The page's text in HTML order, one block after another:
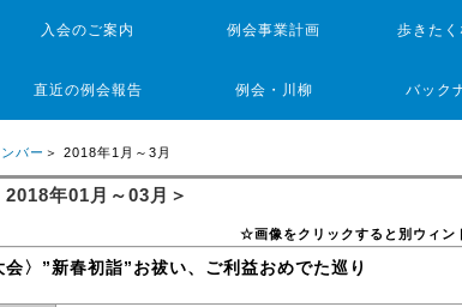
入会のご案内 例会事業計画 歩きた
直近の例会報告 例会・川柳 バック
バー ＞ 2018年1月～3月
年01月～03月＞
☆画像をクリックすると別ウィン
〉”新春初詣”お祓い、ご利益おめでた巡り